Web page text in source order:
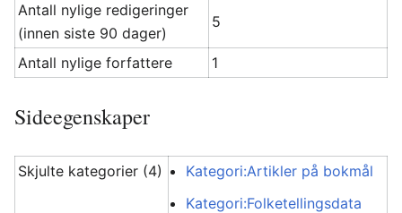
Antall nylige redigeringer
(innen siste 90 dager)
5
Antall nylige forfattere 1
Sideegenskaper
Skjulte kategorier (4)
Kategori:Artikler på bokmål
Kategori:Folketellingsdata